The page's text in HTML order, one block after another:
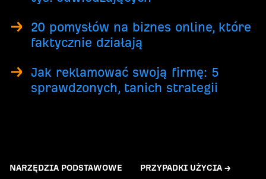
20 pomysłów na biznes online, które
faktycznie działają
Jak reklamować swoją firmę: 5
sprawdzonych, tanich strategii
NARZĘDZIA PODSTAWOWE PRZYPADKI UŻYCIA →